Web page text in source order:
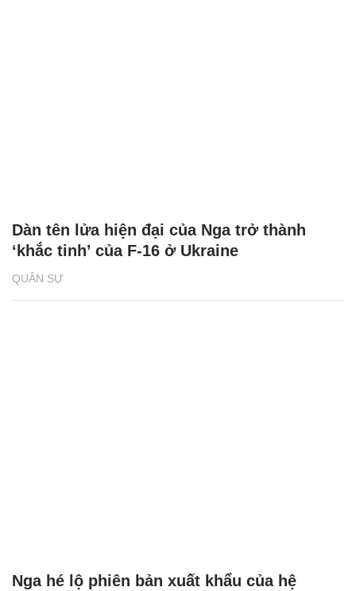
QUÂN SỰ
Dàn tên lửa hiện đại của Nga trở thành
‘khắc tinh’ của F-16 ở Ukraine
Nga hé lộ phiên bản xuất khẩu của hệ